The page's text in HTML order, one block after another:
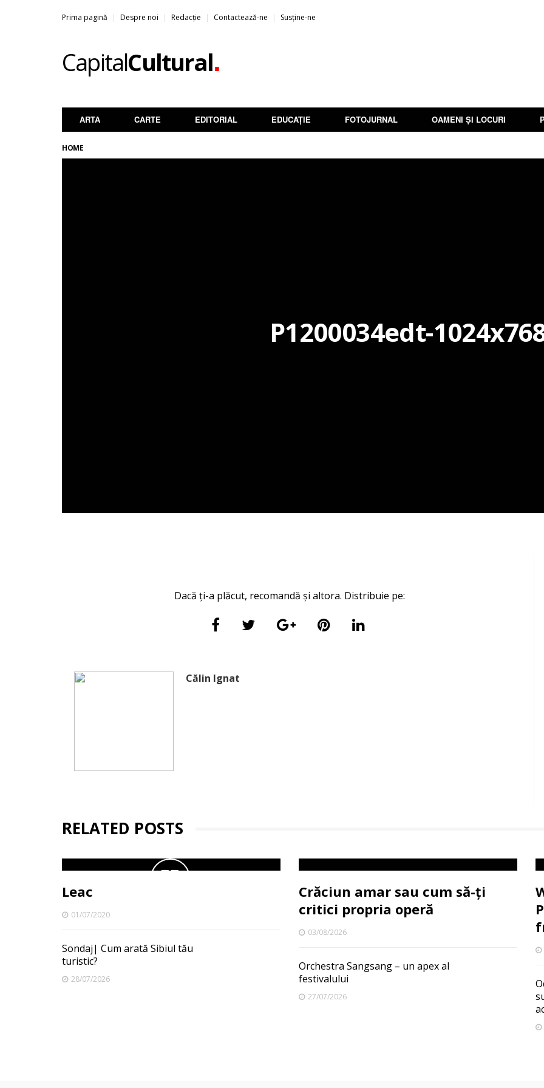
Prima pagină Despre noi Redacție Contactează-ne Susține-ne
CapitalCultural.
ARTA CARTE EDITORIAL EDUCAȚIE FOTOJURNAL OAMENI ȘI LOCURI
HOME
P1200034edt-
Dacă ți-a plăcut, recomandă și altora. Distribuie pe:
Călin Ignat
RELATED POSTS
Leac
01/07/2020
Sondaj| Cum arată Sibiul tău
turistic?
28/07/2026
Crăciun amar sau cum să-ți
critici propria operă
03/08/2026
Orchestra Sangsang – un apex al
festivalului
27/07/2026